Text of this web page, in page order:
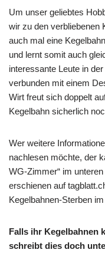
Um unser geliebtes
wir zu den verbliebenen
auch mal eine
und lernt somit auch
interessante Leute in
verbunden mit einem
Wirt freut sich doppelt
Kegelbahn sicherlich
Wer weitere
nachlesen möchte, der
WG-Zimmer“ im
erschienen auf
Kegelbahnen-Sterben
Falls ihr Kegelbahnen
schreibt dies doch